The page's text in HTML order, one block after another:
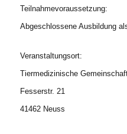
Teilnahmevoraussetzung:
Abgeschlossene Ausbildung
Veranstaltungsort:
Tiermedizinische
Fesserstr. 21
41462 Neuss